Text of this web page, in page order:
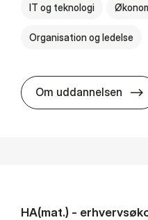
IT og teknologi
Organisation og ledelse
Om uddannelsen
HA(mat.) -